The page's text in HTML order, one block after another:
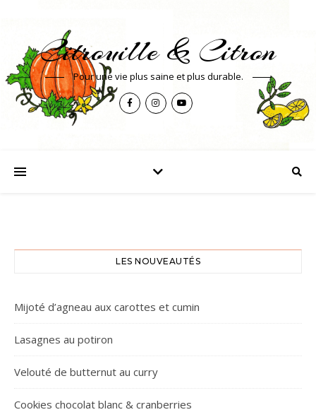
Citrouille & Citron
Pour une vie plus saine et plus durable.
LES NOUVEAUTÉS
Mijoté d’agneau aux carottes et cumin
Lasagnes au potiron
Velouté de butternut au curry
Cookies chocolat blanc & cranberries